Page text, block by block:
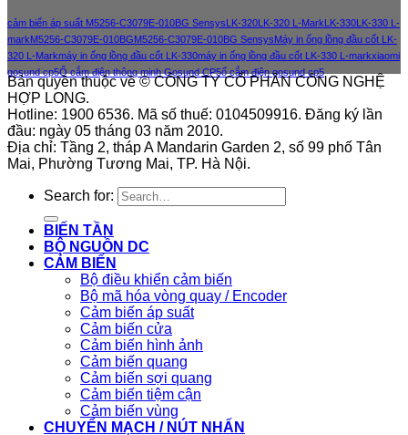
cảm biến áp suất M5256-C3079E-010BG Sensys LK-320 LK-320 L-Mark LK-330 LK-330 L-
markM5256-C3079E-010BGM5256-C3079E-010BG SensysMáy in ống lồng đầu cốt LK-
320 L-Markmáy in ống lồng đầu cốt LK-330máy in ống lồng đầu cốt LK-330 L-markxiaomi
gosund cp5Ổ cắm điện thông minh Gosund CP5ổ cắm điện gosund cp5
Bản quyền thuộc về © CÔNG TY CỔ PHẦN CÔNG NGHỆ
HỢP LONG.
Hotline: 1900 6536. Mã số thuế: 0104509916. Đăng ký lần
đầu: ngày 05 tháng 03 năm 2010.
Địa chỉ: Tầng 2, tháp A Mandarin Garden 2, số 99 phố Tân
Mai, Phường Tương Mai, TP. Hà Nội.
Search for:
BIẾN TẦN
BỘ NGUỒN DC
CẢM BIẾN
Bộ điều khiển cảm biến
Bộ mã hóa vòng quay / Encoder
Cảm biến áp suất
Cảm biến cửa
Cảm biến hình ảnh
Cảm biến quang
Cảm biến sợi quang
Cảm biến tiệm cận
Cảm biến vùng
CHUYỂN MẠCH / NÚT NHẤN